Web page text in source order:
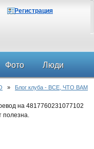
Регистрация
Фото Люди
» Блог клуба - ВСЕ, ЧТО ВАМ
на 4817760231077102
полезна.